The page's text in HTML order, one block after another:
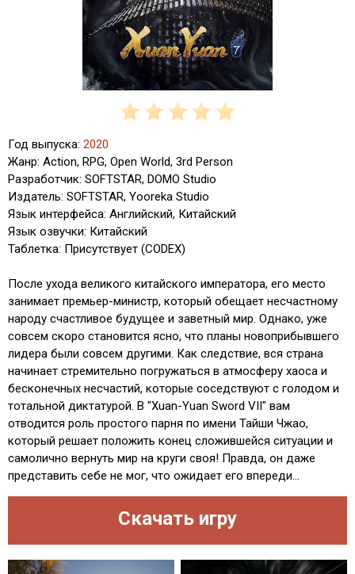
Год выпуска: 2020
Жанр: Action, RPG, Open World, 3rd Person
Разработчик: SOFTSTAR, DOMO Studio
Издатель: SOFTSTAR, Yooreka Studio
Язык интерфейса: Английский, Китайский
Язык озвучки: Китайский
Таблетка: Присутствует (CODEX)
После ухода великого китайского императора, его место
занимает премьер-министр, который обещает несчастному
народу счастливое будущее и заветный мир. Однако, уже
совсем скоро становится ясно, что планы новоприбывшего
лидера были совсем другими. Как следствие, вся страна
начинает стремительно погружаться в атмосферу хаоса и
бесконечных несчастий, которые соседствуют с голодом и
тотальной диктатурой. В "Xuan-Yuan Sword VII" вам
отводится роль простого парня по имени Тайши Чжао,
который решает положить конец сложившейся ситуации и
самолично вернуть мир на круги своя! Правда, он даже
представить себе не мог, что ожидает его впереди...
Скачать игру